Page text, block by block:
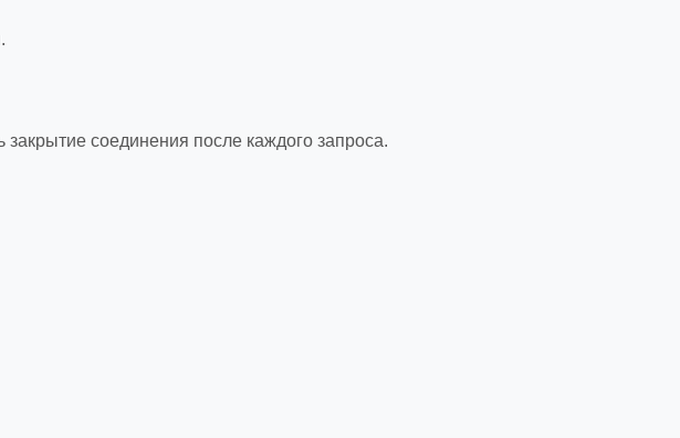
соединения после каждого запроса.